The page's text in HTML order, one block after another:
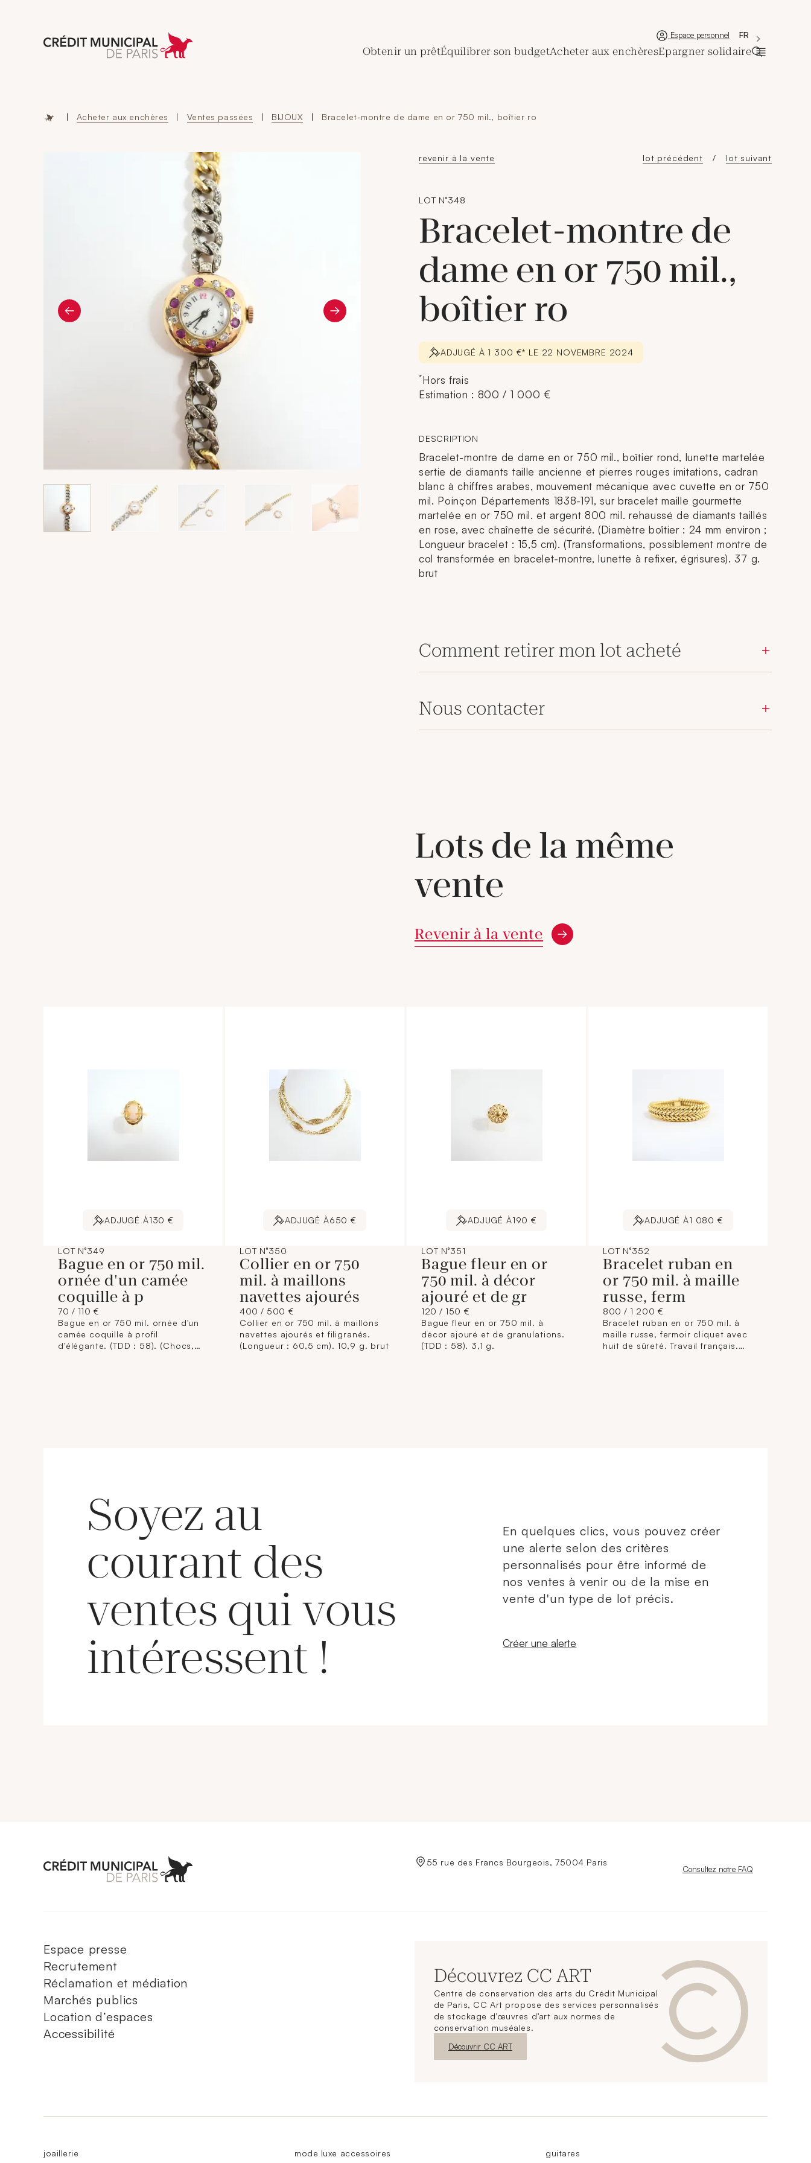
Aller à l'accueil de Crédit Municipal de Paris Nouvelle fenêtre
Espace personnel 'Choisir une
La langue
FR
Obtenir un prêtÉquilibrer son budgetAcheter aux enchèresEpargner solidaire
| Acheter aux enchères | Ventes passées | BIJOUX | Bracelet-montre de dame en or 750 mil., boîtier ro
revenir à la vente lot précédent lot suivant
LOT N°348
Bracelet-montre de
dame en or 750 mil.,
boîtier ro
ADJUGÉ À 1 300 €* LE 22 NOVEMBRE 2024
*Hors frais
Estimation : 800 / 1 000 €
DESCRIPTION
Bracelet-montre de dame en or 750 mil., boîtier rond, lunette martelée
sertie de diamants taille ancienne et pierres rouges imitations, cadran
blanc à chiffres arabes, mouvement mécanique avec cuvette en or 750
mil. Poinçon Départements 1838-191, sur bracelet maille gourmette
martelée en or 750 mil. et argent 800 mil. rehaussé de diamants taillés
en rose, avec chaînette de sécurité. (Diamètre boîtier : 24 mm environ ;
Longueur bracelet : 15,5 cm). (Transformations, possiblement montre de
col transformée en bracelet-montre, lunette à refixer, égrisures). 37 g.
brut
Comment retirer mon lot acheté
Nous contacter
Lots de la même
vente
Revenir à la vente
ADJUGÉ À130 €
LOT N°349
Bague en or 750 mil.
ornée d'un camée
coquille à p
70 / 110 €
Bague en or 750 mil. ornée d'un
camée coquille à profil
d'élégante. (TDD : 58). (Chocs,
ADJUGÉ À650 €
LOT N°350
Collier en or 750
mil. à maillons
navettes ajourés
400 / 500 €
Collier en or 750 mil. à maillons
navettes ajourés et filigranés.
(Longueur : 60,5 cm). 10,9 g. brut
ADJUGÉ À190 €
LOT N°351
Bague fleur en or
750 mil. à décor
ajouré et de gr
120 / 150 €
Bague fleur en or 750 mil. à
décor ajouré et de granulations.
(TDD : 58). 3,1 g.
ADJUGÉ À1 080 €
LOT N°352
Bracelet ruban en
or 750 mil. à maille
russe, ferm
800 / 1 200 €
Bracelet ruban en or 750 mil. à
maille russe, fermoir cliquet avec
huit de sûreté. Travail français.
Soyez au
courant des
ventes qui vous
intéressent !
En quelques clics, vous pouvez créer
une alerte selon des critères
personnalisés pour être informé de
nos ventes à venir ou de la mise en
vente d'un type de lot précis.
Nouvelle fenêtre
Créer une alerte
Aller à l'accueil de Crédit Municipal de Paris 55 rue des Francs Bourgeois, 75004 Paris
Nouvelle fenêtre
Consultez notre FAQ
Espace presse
Recrutement
Réclamation et médiation
Marchés publics
Location d’espaces
Accessibilité
Découvrez CC ART
Centre de conservation des arts du Crédit Municipal
de Paris, CC Art propose des services personnalisés
de stockage d’œuvres d’art aux normes de
conservation muséales.
Nouvelle fenêtre
Découvrir CC ART
joaillerie mode luxe accessoires guitares